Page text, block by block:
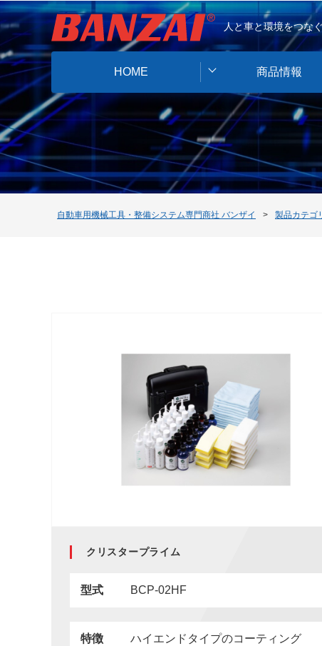
人と車と環境をつな
HOME 商品情報
自動車用機械工具・整備システム専門商社 バンザイ 製品カテゴ
クリスタープライム
型式 BCP-02HF
特徴 ハイエンドタイプのコーティング